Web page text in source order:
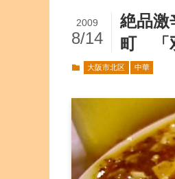
絶品
町 「
2009
8/14
大阪市北区 中華